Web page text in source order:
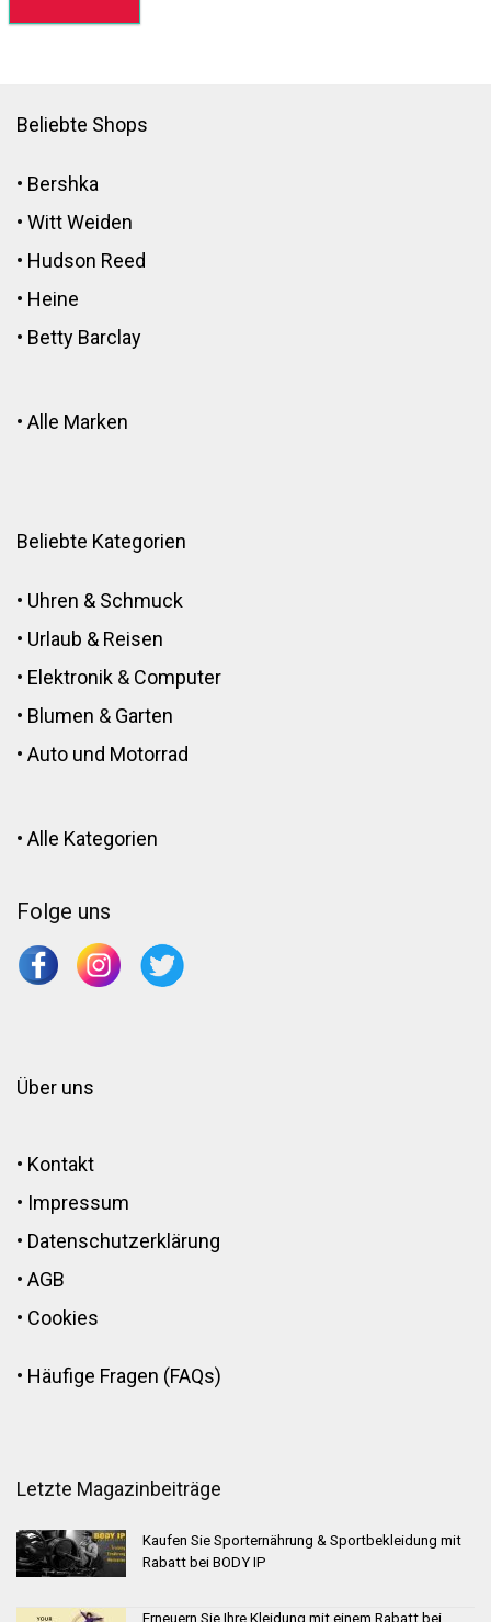
Beliebte Shops
• Bershka
• Witt Weiden
• Hudson Reed
• Heine
• Betty Barclay
• Alle Marken
Beliebte Kategorien
• Uhren & Schmuck
• Urlaub & Reisen
• Elektronik & Computer
• Blumen & Garten
• Auto und Motorrad
• Alle Kategorien
Folge uns
Über uns
• Kontakt
• Impressum
• Datenschutzerklärung
• AGB
• Cookies
• Häufige Fragen (FAQs)
Letzte Magazinbeiträge
Kaufen Sie Sporternährung & Sportbekleidung mit
Rabatt bei BODY IP
Erneuern Sie Ihre Kleidung mit einem Rabatt bei